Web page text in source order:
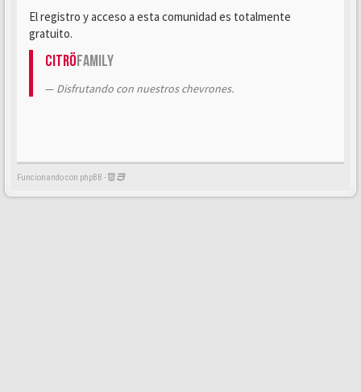
El registro y acceso a esta comunidad es totalmente
gratuito.
CitröFamily
Disfrutando con nuestros chevrones.
Funcionando con phpBB -